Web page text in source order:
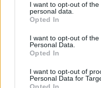
I want to opt-out of
personal data.
Opted In
I want to opt-out of the
Personal Data.
Opted In
I want to opt-out of
Personal Data for
Opted In
dan heb ik het ook over
ik zelf 3 maanden in
geef mening